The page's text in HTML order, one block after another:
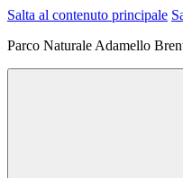
Salta al contenuto principale
Parco Naturale Adamello